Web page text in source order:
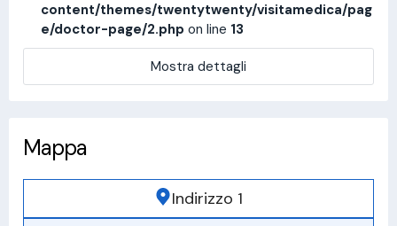
content/themes/twentytwenty/visitamedica/pag
e/doctor-page/2.php on line 13
Mostra dettagli
Mappa
Indirizzo 1